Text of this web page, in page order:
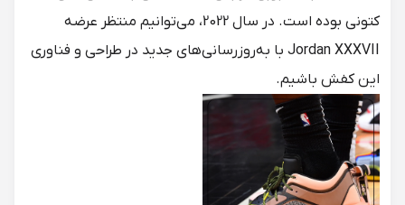
کتونی بوده است. در سال 2022، می‌توانیم منتظر عرضه
Jordan XXXVII با به‌روزرسانی‌های جدید در طراحی و فناوری
این کفش باشیم.